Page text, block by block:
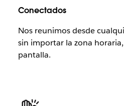
Conectados
Nos reunimos desde
sin importar la zona
pantalla.